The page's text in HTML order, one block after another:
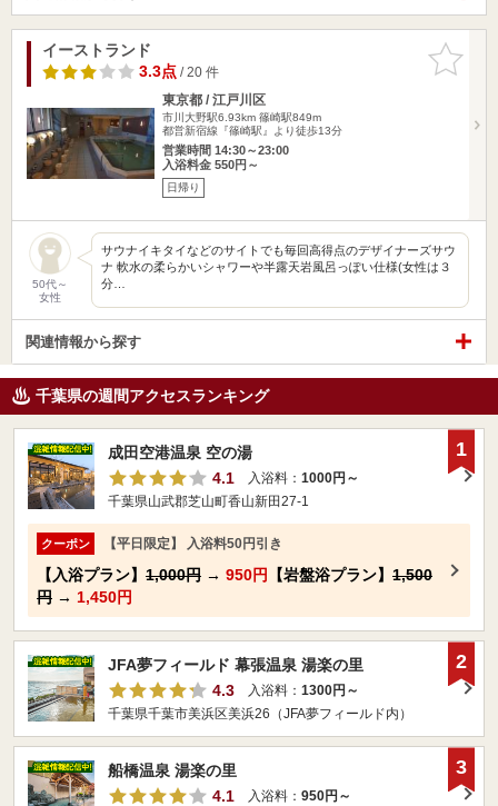
お気に入
りに追加
イーストランド
3.3点/ 20 件
東京都 / 江戸川区
市川大野駅6.93km 篠崎駅849m
都営新宿線『篠崎駅』より徒歩13分
営業時間 14:30～23:00
入浴料金 550円～
日帰り
50代～
女性
サウナイキタイなどのサイトでも毎回高得点のデザイナーズサウ
ナ 軟水の柔らかいシャワーや半露天岩風呂っぽい仕様(女性は３
分…
関連情報から探す
千葉県の週間アクセスランキング
成田空港温泉 空の湯
4.1
入浴料： 1000円～
千葉県山武郡芝山町香山新田27-1
クーポン 【平日限定】 入浴料50円引き
【入浴プラン】 1,000円 → 950円 【岩盤浴プラン】 1,500
円 → 1,450円
1
JFA夢フィールド 幕張温泉 湯楽の里
4.3
入浴料： 1300円～
千葉県千葉市美浜区美浜26（JFA夢フィールド内）
2
船橋温泉 湯楽の里
4.1
入浴料： 950円～
3